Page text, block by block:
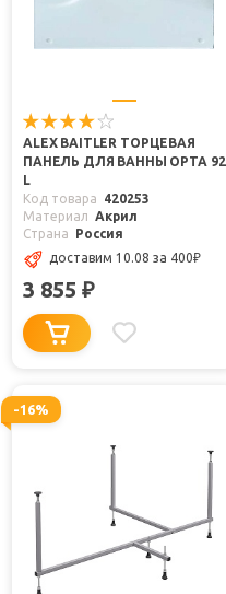
ALEX BAITLER ТОРЦЕВАЯ
ПАНЕЛЬ ДЛЯ ВАННЫ ОРТА 92
L
Код товара
420253
Материал
Акрил
Страна
Россия
доставим 10.08 за 400₽
3 855 ₽
-16%